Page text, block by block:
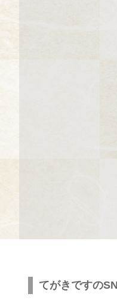
てがきですの